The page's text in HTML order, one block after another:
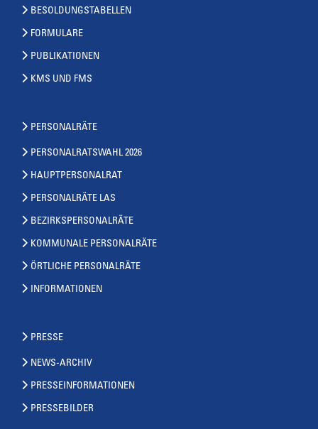
BESOLDUNGSTABELLEN
FORMULARE
PUBLIKATIONEN
KMS UND FMS
PERSONALRÄTE
PERSONALRATSWAHL 2026
HAUPTPERSONALRAT
PERSONALRÄTE LAS
BEZIRKSPERSONALRÄTE
KOMMUNALE PERSONALRÄTE
ÖRTLICHE PERSONALRÄTE
INFORMATIONEN
PRESSE
NEWS-ARCHIV
PRESSEINFORMATIONEN
PRESSEBILDER